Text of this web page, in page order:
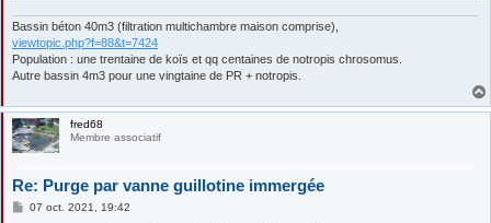
Bassin béton 40m3 (filtration multichambre maison comprise),
viewtopic.php?f=88&t=7424
Population : une trentaine de koïs et qq centaines de notropis chrosomus.
Autre bassin 4m3 pour une vingtaine de PR + notropis.
fred68
Membre associatif
Re: Purge par vanne guillotine immergée
M07 oct. 2021, 19:42